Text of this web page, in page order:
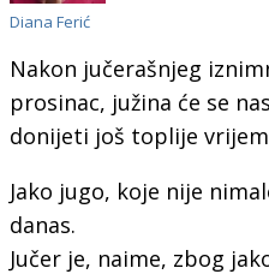
Diana Ferić
Nakon jučerašnjeg
prosinac, južina će se
donijeti još toplije
Jako jugo, koje nije
danas.
Jučer je, naime, zbog